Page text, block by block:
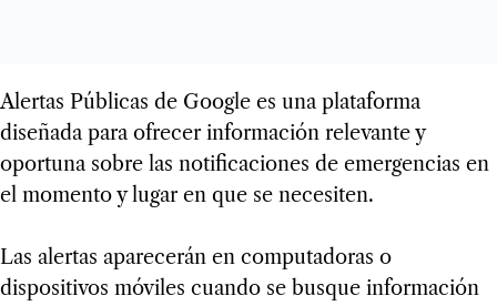
Alertas Públicas de Google es una plataforma
diseñada para ofrecer información relevante y
oportuna sobre las notificaciones de emergencias en
el momento y lugar en que se necesiten.
Las alertas aparecerán en computadoras o
dispositivos móviles cuando se busque información